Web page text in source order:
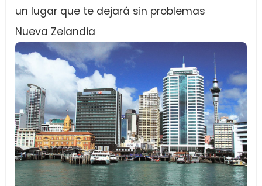
un lugar que te dejará sin problemas
Nueva Zelandia